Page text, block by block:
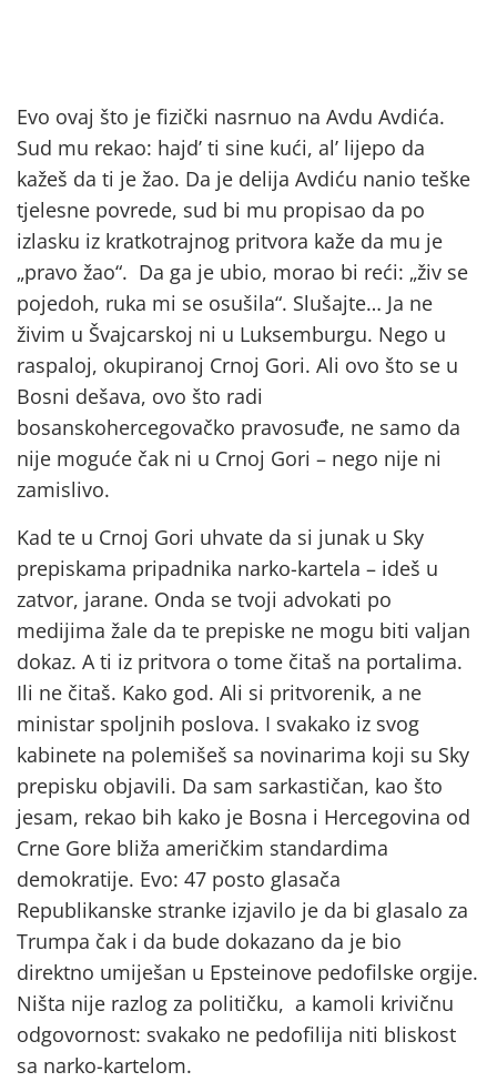
Evo ovaj što je fizički nasrnuo na Avdu Avdića.
Sud mu rekao: hajd’ ti sine kući, al’ lijepo da
kažeš da ti je žao. Da je delija Avdiću nanio teške
tjelesne povrede, sud bi mu propisao da po
izlasku iz kratkotrajnog pritvora kaže da mu je
„pravo žao“. Da ga je ubio, morao bi reći: „živ se
pojedoh, ruka mi se osušila“. Slušajte… Ja ne
živim u Švajcarskoj ni u Luksemburgu. Nego u
raspaloj, okupiranoj Crnoj Gori. Ali ovo što se u
Bosni dešava, ovo što radi
bosanskohercegovačko pravosuđe, ne samo da
nije moguće čak ni u Crnoj Gori – nego nije ni
zamislivo.
Kad te u Crnoj Gori uhvate da si junak u Sky
prepiskama pripadnika narko-kartela – ideš u
zatvor, jarane. Onda se tvoji advokati po
medijima žale da te prepiske ne mogu biti valjan
dokaz. A ti iz pritvora o tome čitaš na portalima.
Ili ne čitaš. Kako god. Ali si pritvorenik, a ne
ministar spoljnih poslova. I svakako iz svog
kabinete na polemišeš sa novinarima koji su Sky
prepisku objavili. Da sam sarkastičan, kao što
jesam, rekao bih kako je Bosna i Hercegovina od
Crne Gore bliža američkim standardima
demokratije. Evo: 47 posto glasača
Republikanske stranke izjavilo je da bi glasalo za
Trumpa čak i da bude dokazano da je bio
direktno umiješan u Epsteinove pedofilske orgije.
Ništa nije razlog za političku, a kamoli krivičnu
odgovornost: svakako ne pedofilija niti bliskost
sa narko-kartelom.